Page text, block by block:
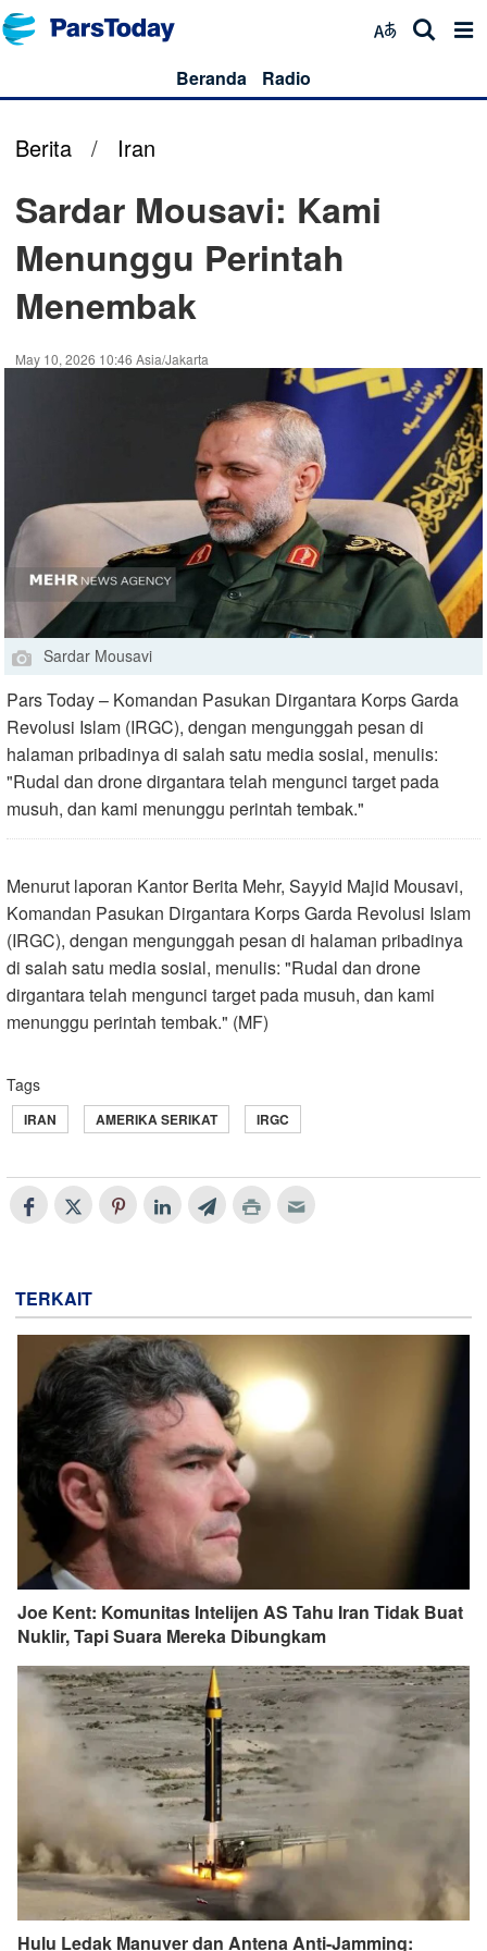
Beranda Radio
Berita / Iran
Sardar Mousavi: Kami
Menunggu Perintah
Menembak
May 10, 2026 10:46 Asia/Jakarta
Sardar Mousavi
Pars Today – Komandan Pasukan Dirgantara Korps Garda
Revolusi Islam (IRGC), dengan mengunggah pesan di
halaman pribadinya di salah satu media sosial, menulis:
"Rudal dan drone dirgantara telah mengunci target pada
musuh, dan kami menunggu perintah tembak."
Menurut laporan Kantor Berita Mehr, Sayyid Majid Mousavi,
Komandan Pasukan Dirgantara Korps Garda Revolusi Islam
(IRGC), dengan mengunggah pesan di halaman pribadinya
di salah satu media sosial, menulis: "Rudal dan drone
dirgantara telah mengunci target pada musuh, dan kami
menunggu perintah tembak." (MF)
Tags
IRAN AMERIKA SERIKAT IRGC
TERKAIT
Joe Kent: Komunitas Intelijen AS Tahu Iran Tidak Buat
Nuklir, Tapi Suara Mereka Dibungkam
Hulu Ledak Manuver dan Antena Anti-Jamming: